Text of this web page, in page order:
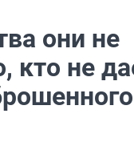
они не
кто не